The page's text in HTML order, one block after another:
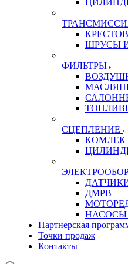
ШРУСЫ
ФИЛЬТРЫ
СЦЕПЛЕНИЕ
ДМРВ
НАСОСЫ
Партнерская
Точки продаж
Контакты